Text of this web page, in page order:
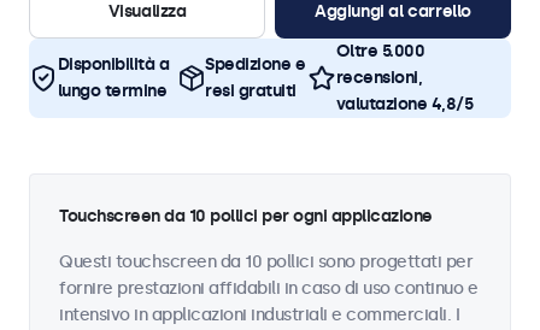
Visualizza
Aggiungi al carrello
Disponibilità a
lungo termine
Spedizione e
resi gratuiti
Oltre 5.000
recensioni,
valutazione 4,8/5
Touchscreen da 10 pollici per ogni applicazione
Questi touchscreen da 10 pollici sono progettati per
fornire prestazioni affidabili in caso di uso continuo e
intensivo in applicazioni industriali e commerciali. I